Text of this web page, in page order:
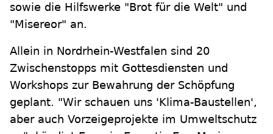
sowie die Hilfswerke "Brot für die Welt" und
"Misereor" an.
Allein in Nordrhein-Westfalen sind 20
Zwischenstopps mit Gottesdiensten und
Workshops zur Bewahrung der Schöpfung
geplant. "Wir schauen uns 'Klima-Baustellen',
aber auch Vorzeigeprojekte im Umweltschutz